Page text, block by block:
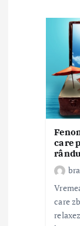
care
care